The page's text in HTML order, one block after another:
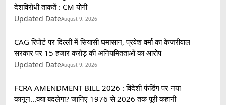
देशविरोधी ताकतें : CM योगी
Updated DateAugust 9, 2026
CAG रिपोर्ट पर दिल्ली में सियासी घमासान, प्रवेश वर्मा का केजरीवाल
सरकार पर 15 हजार करोड़ की अनियमितताओं का आरोप
Updated DateAugust 9, 2026
FCRA AMENDMENT BILL 2026 : विदेशी फंडिंग पर नया
कानून...क्या बदलेगा? जानिए 1976 से 2026 तक पूरी कहानी